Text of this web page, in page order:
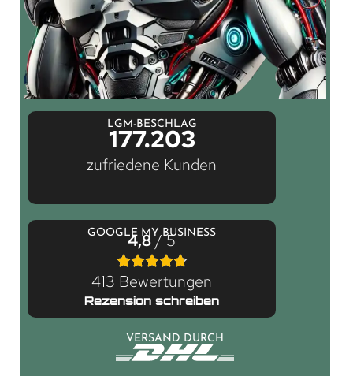
LGM-BESCHLAG
177.203
zufriedene Kunden
GOOGLE MY BUSINESS
4,8/ 5
413 Bewertungen
Rezension schreiben
VERSAND DURCH